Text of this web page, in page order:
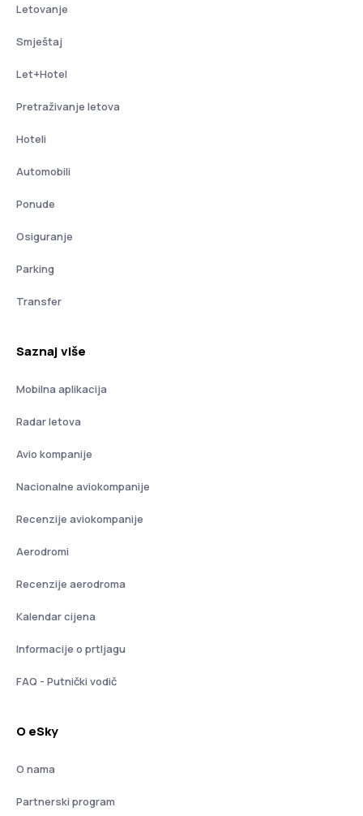
Letovanje
Smještaj
Let+Hotel
Pretraživanje letova
Hoteli
Automobili
Ponude
Osiguranje
Parking
Transfer
Saznaj više
Mobilna aplikacija
Radar letova
Avio kompanije
Nacionalne aviokompanije
Recenzije aviokompanije
Aerodromi
Recenzije aerodroma
Kalendar cijena
Informacije o prtljagu
FAQ - Putnički vodič
O eSky
O nama
Partnerski program